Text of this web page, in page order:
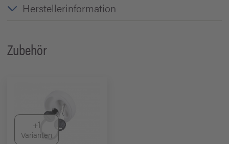
Herstellerinformation
Zubehör
+1
Varianten